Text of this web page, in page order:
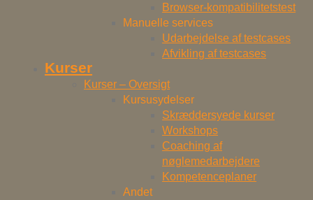
Browser-kompatibilitetstest
Manuelle services
Udarbejdelse af testcases
Afvikling af testcases
Kurser
Kurser – Oversigt
Kursusydelser
Skræddersyede kurser
Workshops
Coaching af
nøglemedarbejdere
Kompetenceplaner
Andet